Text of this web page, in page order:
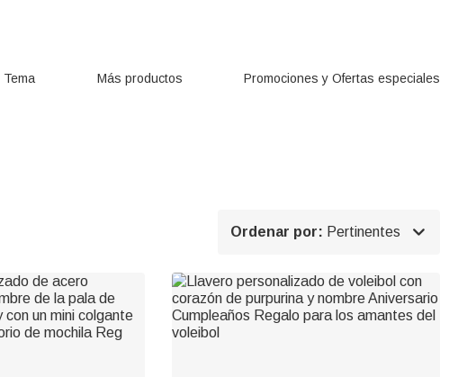
Tema Más productos Promociones y Ofertas especiales
Ordenar por: Pertinentes 